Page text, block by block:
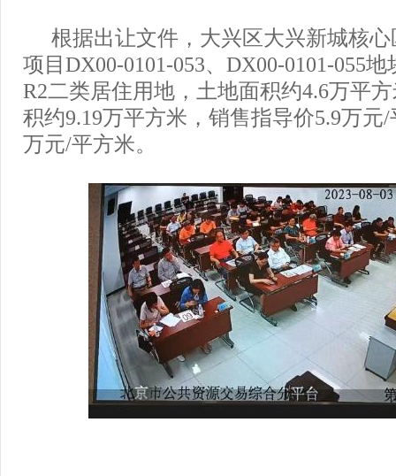
根据出让文件，大兴区大兴新城核
项目DX00-0101-053、DX00-0101-055
R2二类居住用地，土地面积约4.6万平
积约9.19万平方米，销售指导价5.9万元
万元/平方米。